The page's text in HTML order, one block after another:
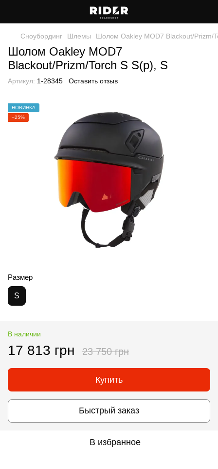
Сноубординг Шлемы Шолом Oakley MOD7 Blackout/Prizm/
Шолом Oakley MOD7
Blackout/Prizm/Torch S S(р), S
Артикул: 1-28345 Оставить отзыв
НОВИНКА
−25%
Размер
S
В наличии
17 813 грн 23 750 грн
Купить
Быстрый заказ
В избранное